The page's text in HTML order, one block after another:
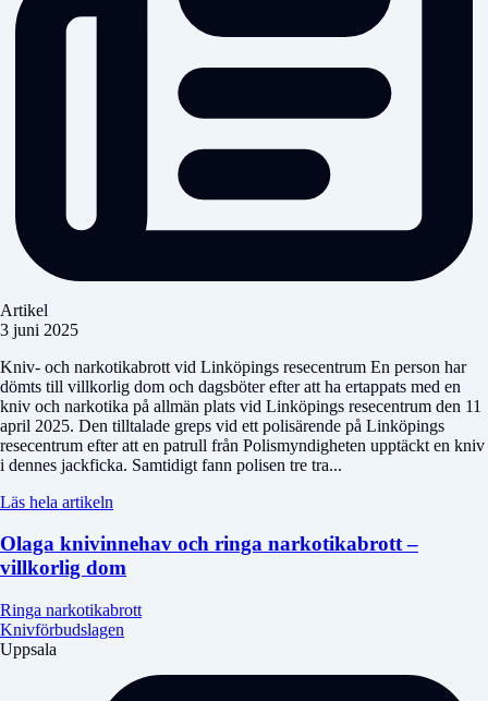
Artikel
3 juni 2025
Kniv- och narkotikabrott vid Linköpings resecentrum En person har
dömts till villkorlig dom och dagsböter efter att ha ertappats med en
kniv och narkotika på allmän plats vid Linköpings resecentrum den 11
april 2025. Den tilltalade greps vid ett polisärende på Linköpings
resecentrum efter att en patrull från Polismyndigheten upptäckt en kniv
i dennes jackficka. Samtidigt fann polisen tre tra...
Läs hela artikeln
Olaga knivinnehav och ringa narkotikabrott –
villkorlig dom
Ringa narkotikabrott
Knivförbudslagen
Uppsala